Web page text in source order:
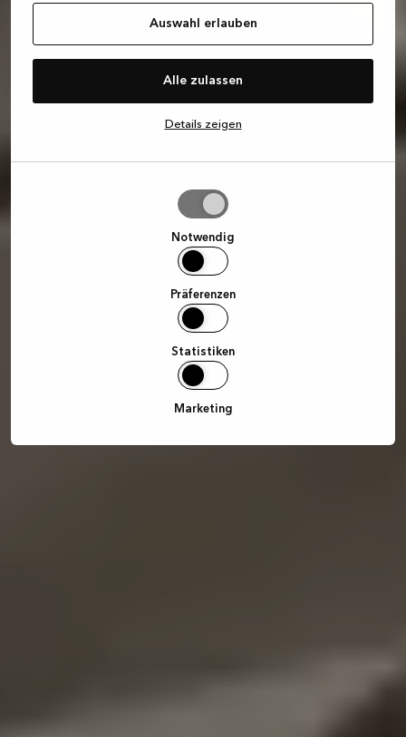
Auswahl erlauben
Alle zulassen
Details zeigen
Notwendig
Präferenzen
Statistiken
Marketing